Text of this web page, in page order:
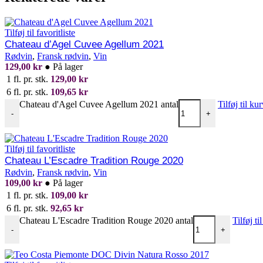
Tilføj til favoritliste
Chateau d’Agel Cuvee Agellum 2021
Rødvin, Fransk rødvin, Vin
129,00 kr ● På lager
1 fl. pr. stk. 129,00 kr
6 fl. pr. stk. 109,65 kr
-
Chateau d'Agel Cuvee Agellum 2021 antal
+
Tilføj til
Tilføj til favoritliste
Chateau L’Escadre Tradition Rouge 2020
Rødvin, Fransk rødvin, Vin
109,00 kr ● På lager
1 fl. pr. stk. 109,00 kr
6 fl. pr. stk. 92,65 kr
-
Chateau L'Escadre Tradition Rouge 2020 antal
+
Tilføj